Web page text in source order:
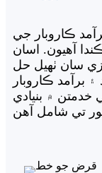
ڪاروبار جي
آهيون. اسان
سان ٺهيل حل
برآمد ڪاروبار
۾ بنيادي